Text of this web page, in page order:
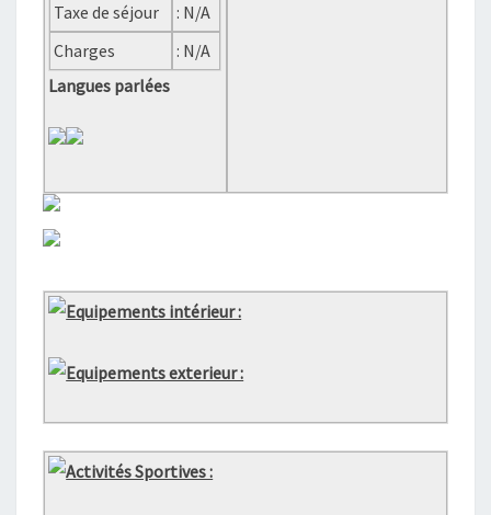
Taxe de séjour
: N/A
Charges
: N/A
Langues parlées
Equipements intérieur :
Equipements exterieur :
Activités Sportives :